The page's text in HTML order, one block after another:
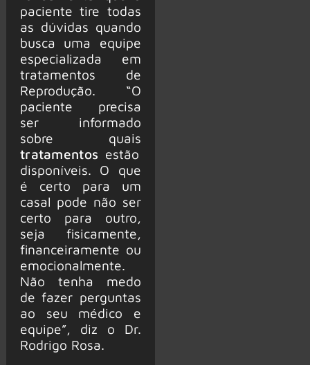
paciente tire todas
as dúvidas quando
busca uma equipe
especializada em
tratamentos de
Reprodução. “O
paciente precisa
ser informado
sobre quais
tratamentos estão
disponíveis. O que
é certo para um
casal pode não ser
certo para outro,
seja fisicamente,
financeiramente ou
emocionalmente.
Não tenha medo
de fazer perguntas
ao seu médico e
equipe”, diz o Dr.
Rodrigo Rosa.